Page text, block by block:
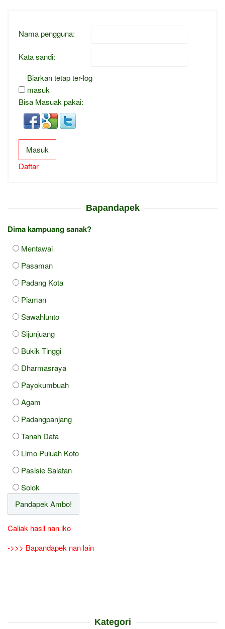
Nama pengguna:
Kata sandi:
Biarkan tetap ter-log
masuk
Bisa Masuak pakai:
Masuk
Daftar
Bapandapek
Dima kampuang sanak?
Mentawai
Pasaman
Padang Kota
Piaman
Sawahlunto
Sijunjuang
Bukik Tinggi
Dharmasraya
Payokumbuah
Agam
Padangpanjang
Tanah Data
Limo Puluah Koto
Pasisie Salatan
Solok
Caliak hasil nan iko
->>> Bapandapek nan lain
Kategori